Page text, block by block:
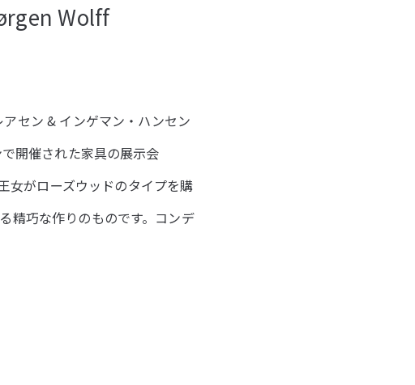
Wolff
セン & インゲマン・ハンセン
開催された家具の展示会
女がローズウッドのタイプを購
精巧な作りのものです。コンデ